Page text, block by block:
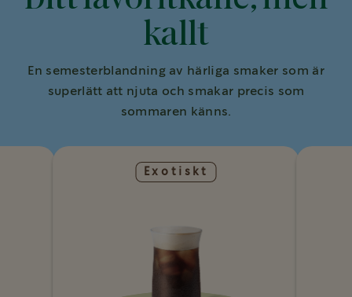
kallt
En semesterblandning av härliga smaker som är
superlätt att njuta och smakar precis som
sommaren känns.
Exotiskt